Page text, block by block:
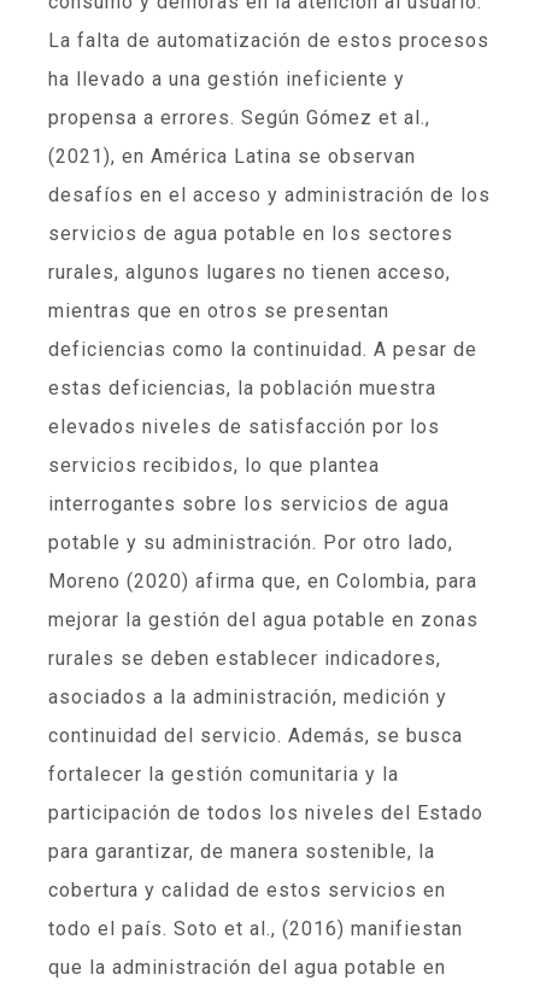
La falta de automatización de estos procesos
ha llevado a una gestión ineficiente y
propensa a errores. Según Gómez et al.,
(2021), en América Latina se observan
desafíos en el acceso y administración de los
servicios de agua potable en los sectores
rurales, algunos lugares no tienen acceso,
mientras que en otros se presentan
deficiencias como la continuidad. A pesar de
estas deficiencias, la población muestra
elevados niveles de satisfacción por los
servicios recibidos, lo que plantea
interrogantes sobre los servicios de agua
potable y su administración. Por otro lado,
Moreno (2020) afirma que, en Colombia, para
mejorar la gestión del agua potable en zonas
rurales se deben establecer indicadores,
asociados a la administración, medición y
continuidad del servicio. Además, se busca
fortalecer la gestión comunitaria y la
participación de todos los niveles del Estado
para garantizar, de manera sostenible, la
cobertura y calidad de estos servicios en
todo el país. Soto et al., (2016) manifiestan
que la administración del agua potable en